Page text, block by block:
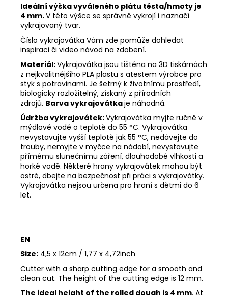
Ideální výška vyváleného plátu těsta/hmoty je
4 mm.V této výšce se správně vykrojí i naznačí
vykrajovaný tvar.
Číslo vykrajovátka Vám zde pomůže dohledat
inspiraci či video návod na zdobení.
Materiál:Vykrajovátka jsou tištěna na 3D tiskárnách
z nejkvalitnějšího PLA plastu s atestem výrobce pro
styk s potravinami. Je šetrný k životnímu prostředí,
biologicky rozložitelný, získaný z přírodních
zdrojů. Barva vykrajovátkaje náhodná.
Údržba vykrajovátek:Vykrajovátka myjte ručně v
mýdlové vodě o teplotě do 55 °C. Vykrajovátka
nevystavujte vyšší teplotě jak 55 °C, nedávejte do
trouby, nemyjte v myčce na nádobí, nevystavujte
přímému slunečnímu záření, dlouhodobé vlhkosti a
horké vodě. Některé hrany vykrajovátek mohou být
ostré, dbejte na bezpečnost při práci s vykrajovátky.
Vykrajovátka nejsou určena pro hraní s dětmi do 6
let.
EN
Size: 4,5 x 12cm / 1,77 x 4,72inch
Cutter with a sharp cutting edge for a smooth and
clean cut. The height of the cutting edge is 12 mm.
The ideal height of the rolled dough is 4 mm. At